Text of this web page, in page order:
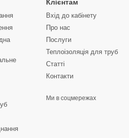
димоходом, який виводиться
монтаж та робить їх ідеальними
гарячого водопостачання, що
виключно для обігріву
включаючи автоматичний
та стабільну роботу
Клієнтам
Вхід до кабінету
Про нас
Послуги
Теплоізоляція для труб
Статті
Контакти
Ми в соцмережах